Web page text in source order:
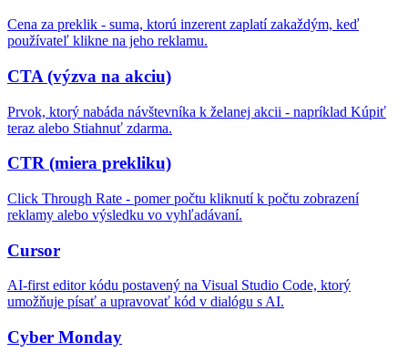
Cena za preklik - suma, ktorú inzerent zaplatí zakaždým, keď
používateľ klikne na jeho reklamu.
CTA (výzva na akciu)
Prvok, ktorý nabáda návštevníka k želanej akcii - napríklad Kúpiť
teraz alebo Stiahnuť zdarma.
CTR (miera prekliku)
Click Through Rate - pomer počtu kliknutí k počtu zobrazení
reklamy alebo výsledku vo vyhľadávaní.
Cursor
AI-first editor kódu postavený na Visual Studio Code, ktorý
umožňuje písať a upravovať kód v dialógu s AI.
Cyber Monday